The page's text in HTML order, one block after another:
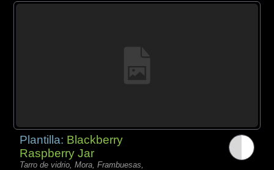
Plantilla: Blackberry
Raspberry Jar
Tarro de vidrio, Mora, Frambuesas,